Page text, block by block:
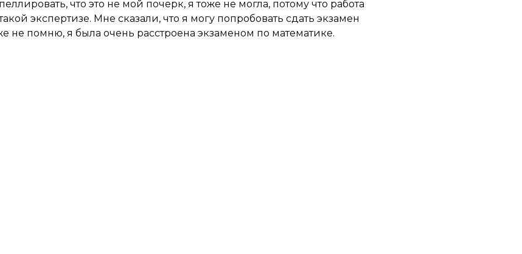
что это не мой почерк, я тоже не могла, потому что работа
экспертизе. Мне сказали, что я могу попробовать сдать экзамен
не помню, я была очень расстроена экзаменом по математике.